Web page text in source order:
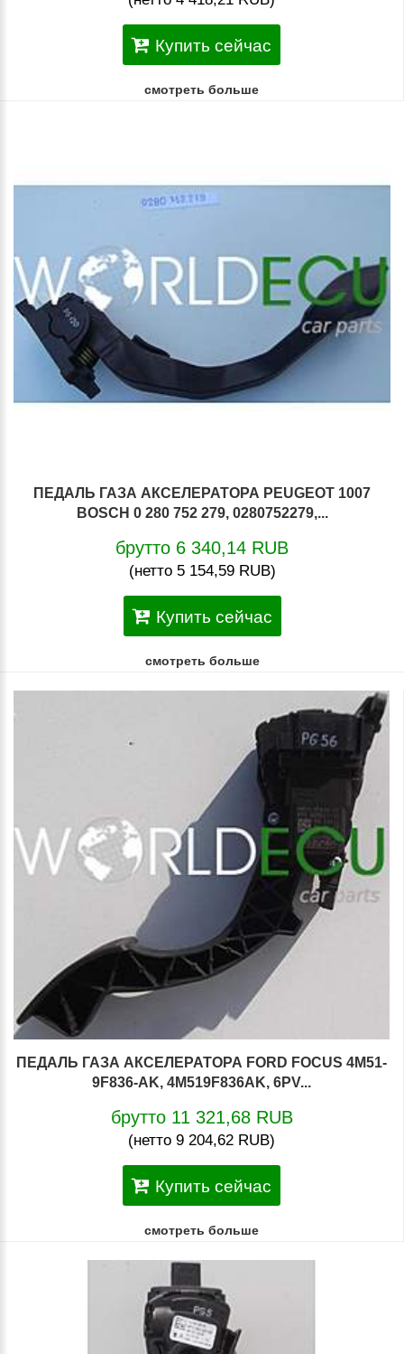
Купить сейчас
смотреть больше
ПЕДАЛЬ ГАЗА АКСЕЛЕРАТОРА PEUGEOT 1007
BOSCH 0 280 752 279, 0280752279,...
брутто 6 340,14 RUB
(нетто 5 154,59 RUB)
Купить сейчас
смотреть больше
ПЕДАЛЬ ГАЗА АКСЕЛЕРАТОРА FORD FOCUS 4M51-
9F836-AK, 4M519F836AK, 6PV...
брутто 11 321,68 RUB
(нетто 9 204,62 RUB)
Купить сейчас
смотреть больше